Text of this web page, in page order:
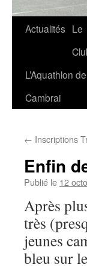
Aller
contenu
Actualités Le
L’Aquathlon de
Cambrai
← Inscriptions
Enfin
Publié le 12
Après
très
jeunes
bleu sur